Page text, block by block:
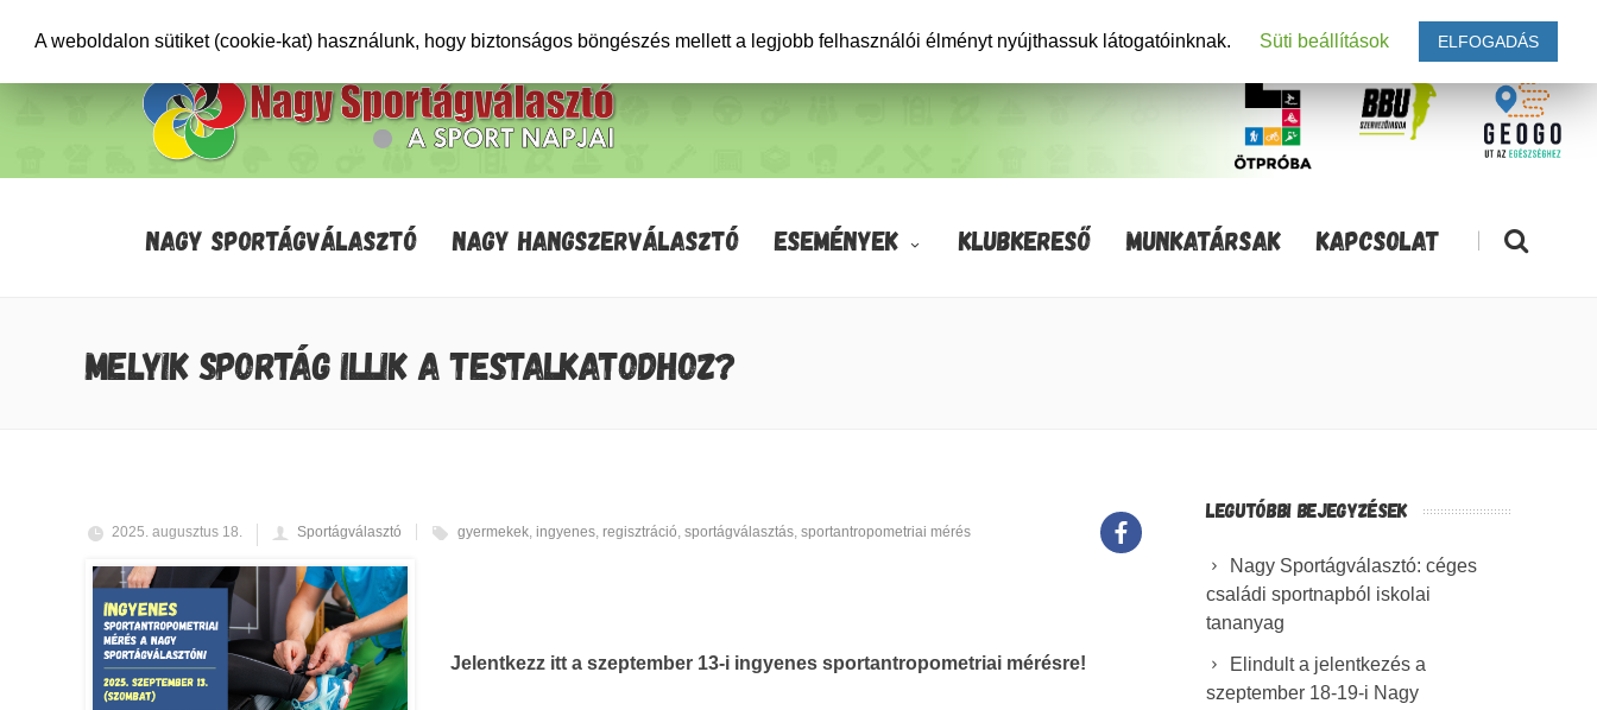
NAGY SPORTÁGVÁLASZTÓ NAGY HANGSZERVÁLASZTÓ ESEMÉNYEK KLUBKERESŐ MUNKATÁRSAK KAPCSOLAT |
MELYIK SPORTÁG ILLIK A TESTALKATODHOZ?
2025. augusztus 18. Sportágválasztó gyermekek, ingyenes, regisztráció, sportágválasztás, sportantropometriai mérés
Jelentkezz itt a szeptember 13-i ingyenes sportantropometriai mérésre!
LEGUTÓBBI BEJEGYZÉSEK
Nagy Sportágválasztó: céges
családi sportnapból iskolai
tananyag
Elindult a jelentkezés a
szeptember 18-19-i Nagy
A weboldalon sütiket (cookie-kat) használunk, hogy biztonságos böngészés mellett a legjobb felhasználói élményt nyújthassuk látogatóinknak. Süti beállítások ELFOGADÁS